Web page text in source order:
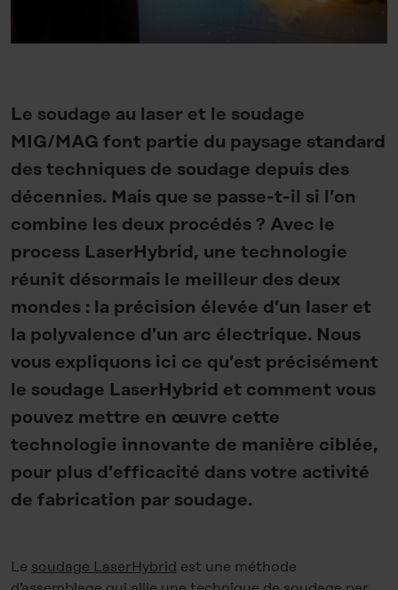
Le soudage au laser et le soudage
MIG/MAG font partie du paysage standard
des techniques de soudage depuis des
décennies. Mais que se passe-t-il si l’on
combine les deux procédés ? Avec le
process LaserHybrid, une technologie
réunit désormais le meilleur des deux
mondes : la précision élevée d’un laser et
la polyvalence d’un arc électrique. Nous
vous expliquons ici ce qu’est précisément
le soudage LaserHybrid et comment vous
pouvez mettre en œuvre cette
technologie innovante de manière ciblée,
pour plus d’efficacité dans votre activité
de fabrication par soudage.
Le soudage LaserHybrid est une méthode